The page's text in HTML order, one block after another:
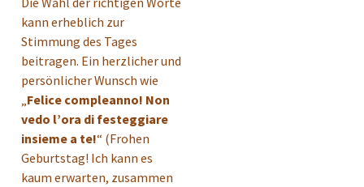
kann erheblich zur
Stimmung des Tages
beitragen. Ein herzlicher und
persönlicher Wunsch wie
„Felice compleanno! Non
vedo l’ora di festeggiare
insieme a te!“ (Frohen
Geburtstag! Ich kann es
kaum erwarten, zusammen